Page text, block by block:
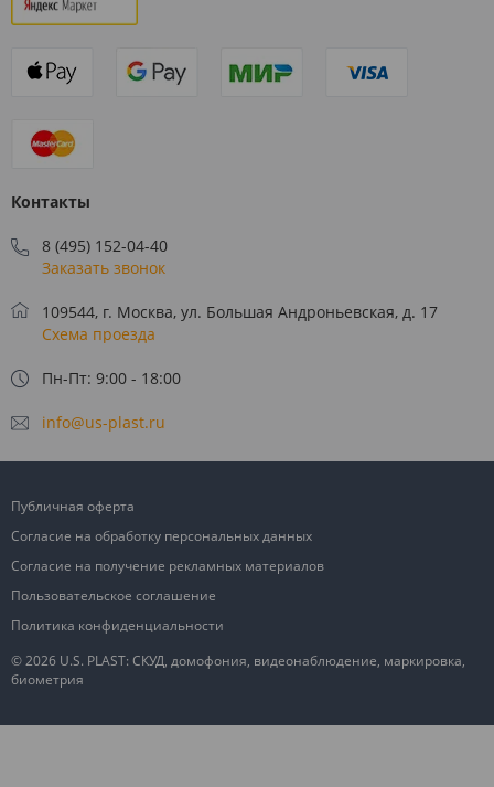
Контакты
8 (495) 152-04-40
Заказать звонок
109544, г. Москва, ул. Большая Андроньевская, д. 17
Схема проезда
Пн-Пт: 9:00 - 18:00
info@us-plast.ru
© 2026 U.S. PLAST: СКУД, домофония, видеонаблюдение, маркировка,
биометрия
Публичная оферта
Согласие на обработку персональных данных
Согласие на получение рекламных материалов
Пользовательское соглашение
Политика конфиденциальности